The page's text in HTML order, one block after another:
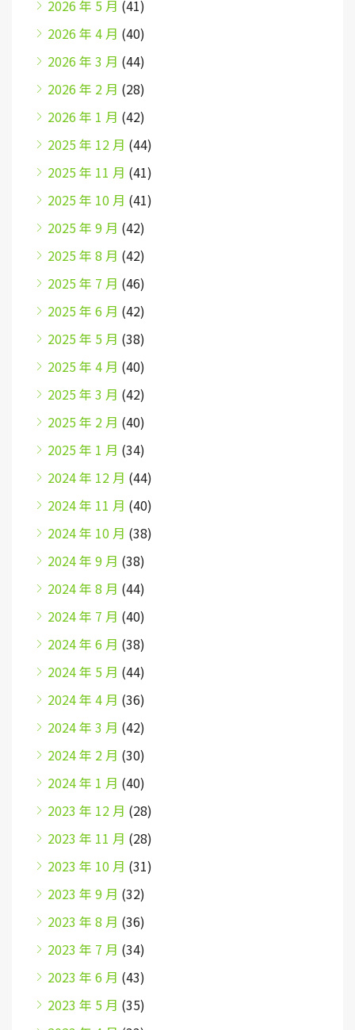
2026 年 5 月 (41)
2026 年 4 月 (40)
2026 年 3 月 (44)
2026 年 2 月 (28)
2026 年 1 月 (42)
2025 年 12 月 (44)
2025 年 11 月 (41)
2025 年 10 月 (41)
2025 年 9 月 (42)
2025 年 8 月 (42)
2025 年 7 月 (46)
2025 年 6 月 (42)
2025 年 5 月 (38)
2025 年 4 月 (40)
2025 年 3 月 (42)
2025 年 2 月 (40)
2025 年 1 月 (34)
2024 年 12 月 (44)
2024 年 11 月 (40)
2024 年 10 月 (38)
2024 年 9 月 (38)
2024 年 8 月 (44)
2024 年 7 月 (40)
2024 年 6 月 (38)
2024 年 5 月 (44)
2024 年 4 月 (36)
2024 年 3 月 (42)
2024 年 2 月 (30)
2024 年 1 月 (40)
2023 年 12 月 (28)
2023 年 11 月 (28)
2023 年 10 月 (31)
2023 年 9 月 (32)
2023 年 8 月 (36)
2023 年 7 月 (34)
2023 年 6 月 (43)
2023 年 5 月 (35)